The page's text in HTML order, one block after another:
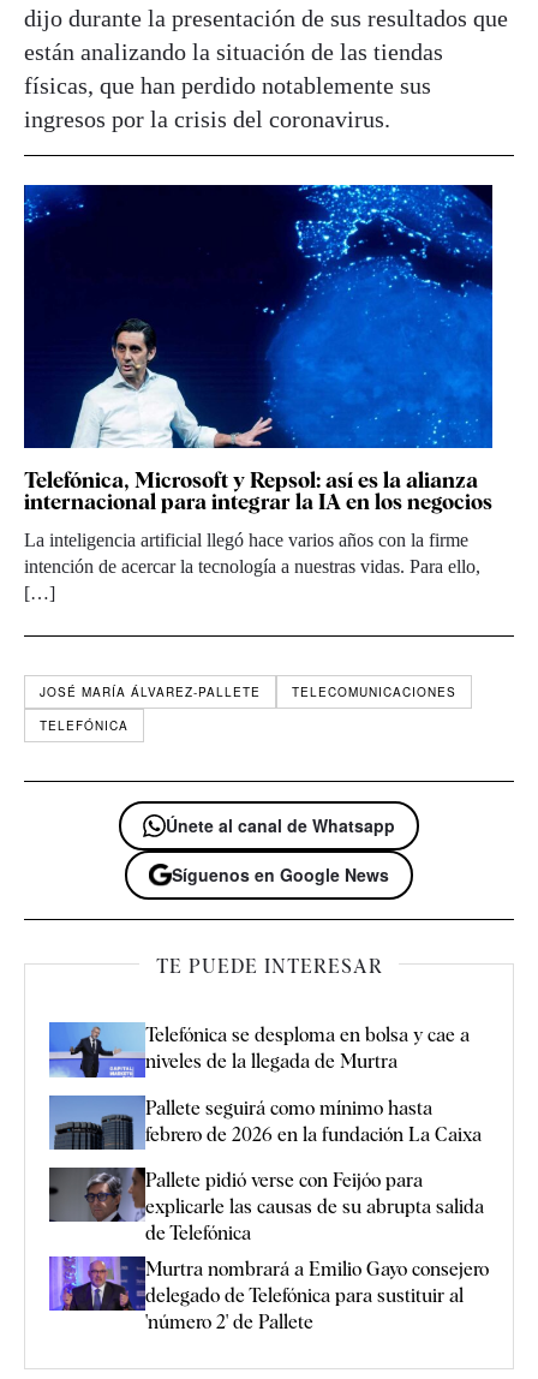
dijo durante la presentación de sus resultados que
están analizando la situación de las tiendas
físicas, que han perdido notablemente sus
ingresos por la crisis del coronavirus.
Telefónica, Microsoft y Repsol: así es la alianza
internacional para integrar la IA en los negocios
La inteligencia artificial llegó hace varios años con la firme
intención de acercar la tecnología a nuestras vidas. Para ello,
[…]
JOSÉ MARÍA ÁLVAREZ-PALLETE
TELECOMUNICACIONES
TELEFÓNICA
Únete al canal de Whatsapp
Síguenos en Google News
TE PUEDE INTERESAR
Telefónica se desploma en bolsa y cae a
niveles de la llegada de Murtra
Pallete seguirá como mínimo hasta
febrero de 2026 en la fundación La Caixa
Pallete pidió verse con Feijóo para
explicarle las causas de su abrupta salida
de Telefónica
Murtra nombrará a Emilio Gayo consejero
delegado de Telefónica para sustituir al
'número 2' de Pallete